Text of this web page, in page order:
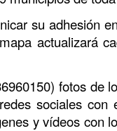
su adhesión
actualizará
fotos de
sociales con
y vídeos con